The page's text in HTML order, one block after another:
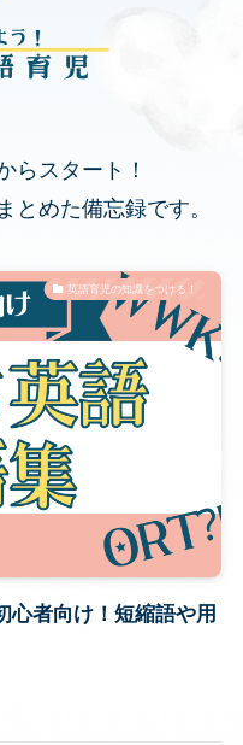
らスタート！
とめた備忘録です。
英語育児の知識をつける！
心者向け！短縮語や用